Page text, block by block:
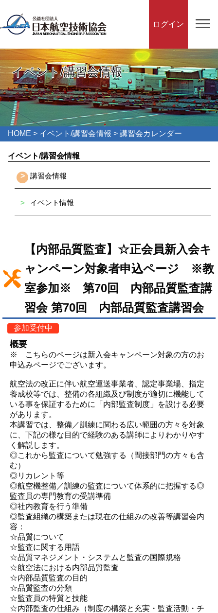
ログイン
イベント/講習会情報
HOME > イベント/講習会情報 > 講習会カレンダー
イベント/講習会情報
> 講習会情報
> イベント情報
【内部品質監査】☆正会員新入会キ
ャンペーン対象者申込ページ ※教
室参加※ 第70回 内部品質監査講
習会 第70回 内部品質監査講習会
参加受付中
概要
※ こちらのページは新入会キャンペーン対象の方のお
申込みページでございます。
航空法の改正に伴い航空運送事業者、認定事業場、指定
養成校等では、整備の各組織及び制度が適切に機能して
いる事を保証するために「内部監査制度」を設ける必要
があります。
本講習では、整備／訓練に関わる広い範囲の方々を対象
に、下記の様な目的で経験のある講師によりわかりやす
く解説します。
◎これから監査について勉強する（間接部門の方々も含
む）
◎リカレント等
◎航空機整備／訓練の監査について体系的に把握する◎
監査員の専門教育の受講準備
◎社内教育を行う準備
◎監査組織の構築または現在の仕組みの改善等講習会内
容：
☆品質について
☆監査に関する用語
☆品質マネジメント・システムと監査の国際規格
☆航空法における内部品質監査
☆内部品質監査の目的
☆品質監査の分類
☆監査員の特質と技能
☆内部監査の仕組み（制度の構築と充実・監査活動・チ